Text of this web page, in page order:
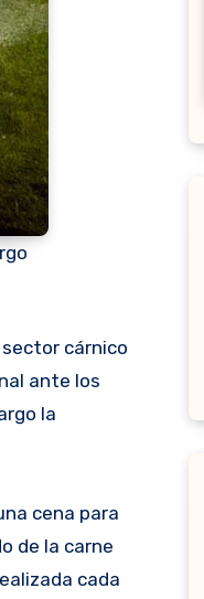
ante los
la
cena para
de la carne
cada